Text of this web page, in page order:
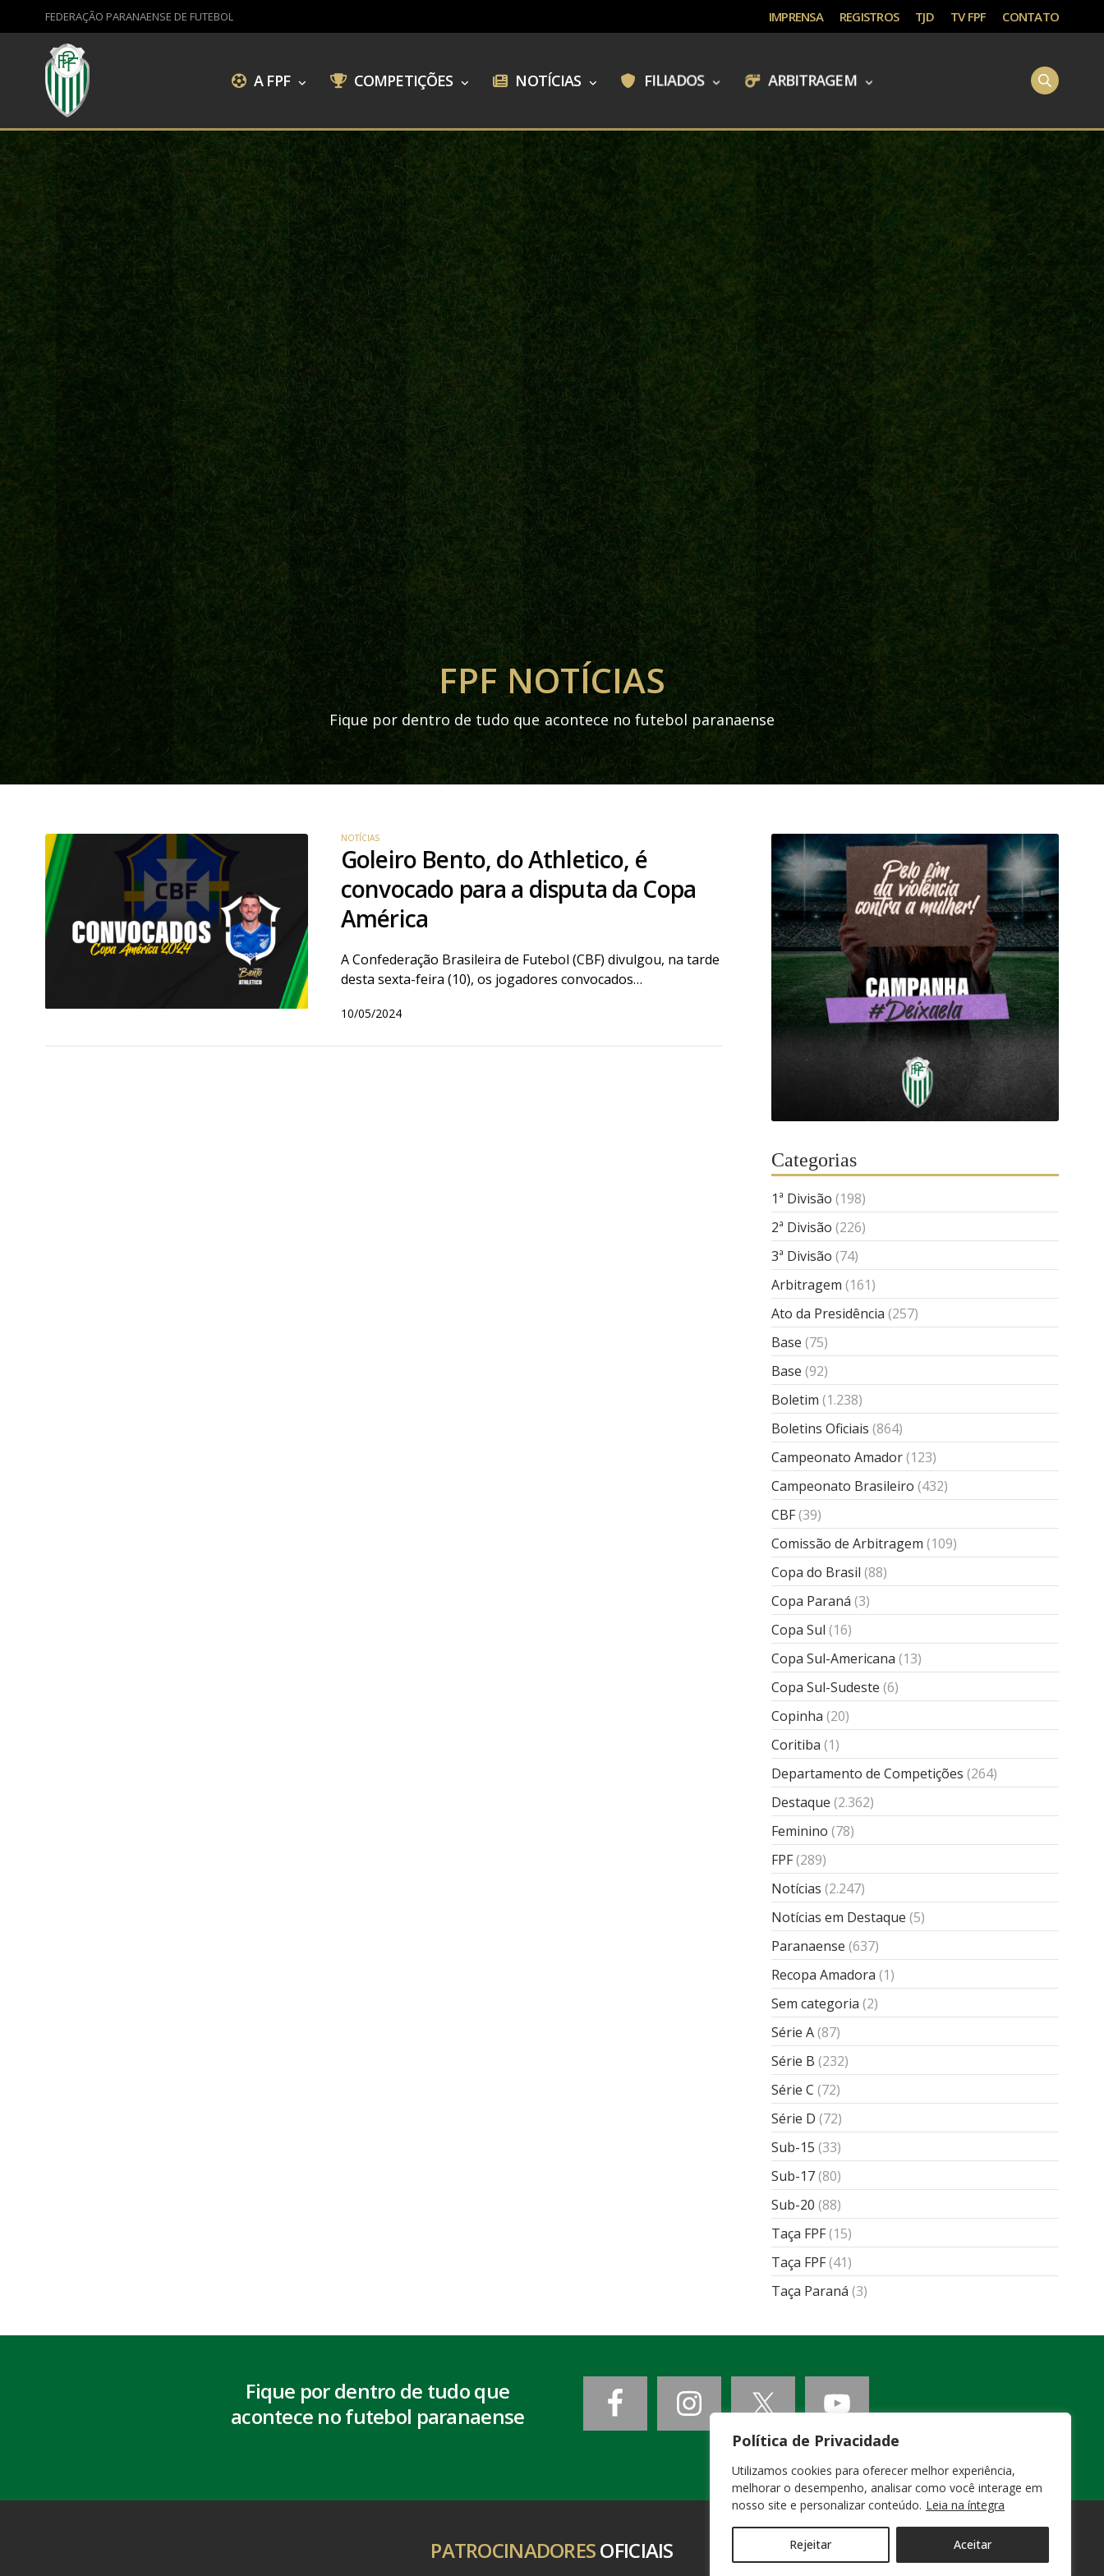
Política de Privacidade
Utilizamos cookies para oferecer melhor experiência,
melhorar o desempenho, analisar como você interage em
nosso site e personalizar conteúdo. Leia na íntegra
Rejeitar Aceitar
FEDERAÇÃO PARANAENSE DE FUTEBOL IMPRENSA REGISTROS TJD TV FPF CONTATO
A FPF COMPETIÇÕES NOTÍCIAS FILIADOS ARBITRAGEM
FPF NOTÍCIAS
Fique por dentro de tudo que acontece no futebol paranaense
NOTÍCIAS
Goleiro Bento, do Athletico, é
convocado para a disputa da Copa
América
A Confederação Brasileira de Futebol (CBF) divulgou, na tarde
desta sexta-feira (10), os jogadores convocados…
10/05/2024
Categorias
1ª Divisão (198)
2ª Divisão (226)
3ª Divisão (74)
Arbitragem (161)
Ato da Presidência (257)
Base (75)
Base (92)
Boletim (1.238)
Boletins Oficiais (864)
Campeonato Amador(123)
Campeonato Brasileiro (432)
CBF(39)
Comissão de Arbitragem (109)
Copa do Brasil (88)
Copa Paraná (3)
Copa Sul (16)
Copa Sul-Americana (13)
Copa Sul-Sudeste (6)
Copinha (20)
Coritiba (1)
Departamento de Competições (264)
Destaque (2.362)
Feminino (78)
FPF(289)
Notícias (2.247)
Notícias em Destaque (5)
Paranaense (637)
Recopa Amadora (1)
Sem categoria (2)
Série A(87)
Série B (232)
Série C (72)
Série D (72)
Sub-15 (33)
Sub-17(80)
Sub-20 (88)
Taça FPF(15)
Taça FPF(41)
Taça Paraná (3)
Fique por dentro de tudo que
acontece no futebol paranaense
PATROCINADORESOFICIAIS